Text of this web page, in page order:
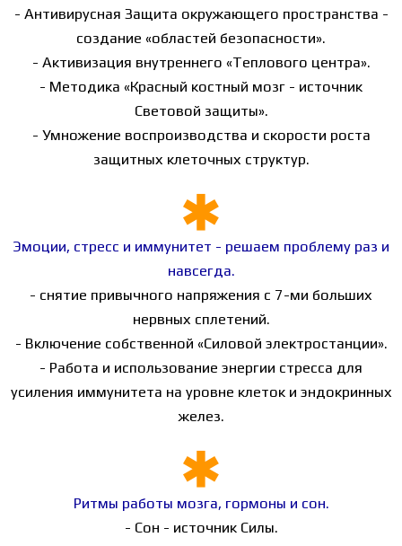
- Антивирусная Защита окружающего пространства -
создание «областей безопасности».
- Активизация внутреннего «Теплового центра».
- Методика «Красный костный мозг - источник
Световой защиты».
- Умножение воспроизводства и скорости роста
защитных клеточных структур.
Эмоции, стресс и иммунитет - решаем проблему раз и
навсегда.
- снятие привычного напряжения с 7-ми больших
нервных сплетений.
- Включение собственной «Силовой электростанции».
- Работа и использование энергии стресса для
усиления иммунитета на уровне клеток и эндокринных
желез.
Ритмы работы мозга, гормоны и сон.
- Сон - источник Силы.